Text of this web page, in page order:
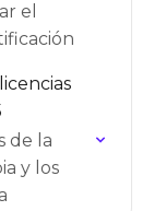
el
de la
y los